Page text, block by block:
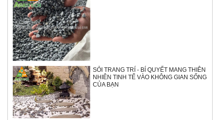
SỎI TRANG TRÍ - BÍ QUYẾT MANG THIÊN
NHIÊN TINH TẾ VÀO KHÔNG GIAN SỐNG
CỦA BẠN